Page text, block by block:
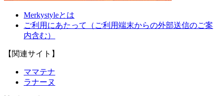
Merkystyleとは
ご利用にあたって（ご利用端末からの外部送信のご案
内含む）
【関連サイト】
ママテナ
ラナーヌ